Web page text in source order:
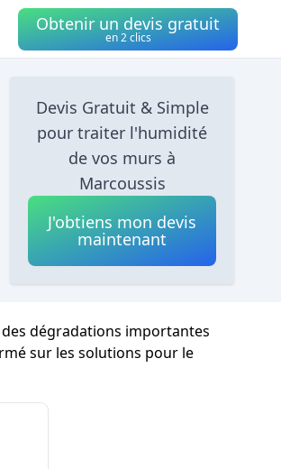
Obtenir un devis gratuit
en 2 clics
Devis Gratuit & Simple
pour traiter l'humidité
de vos murs à
Marcoussis
J'obtiens mon devis
maintenant
dégradations importantes
sur les solutions pour le